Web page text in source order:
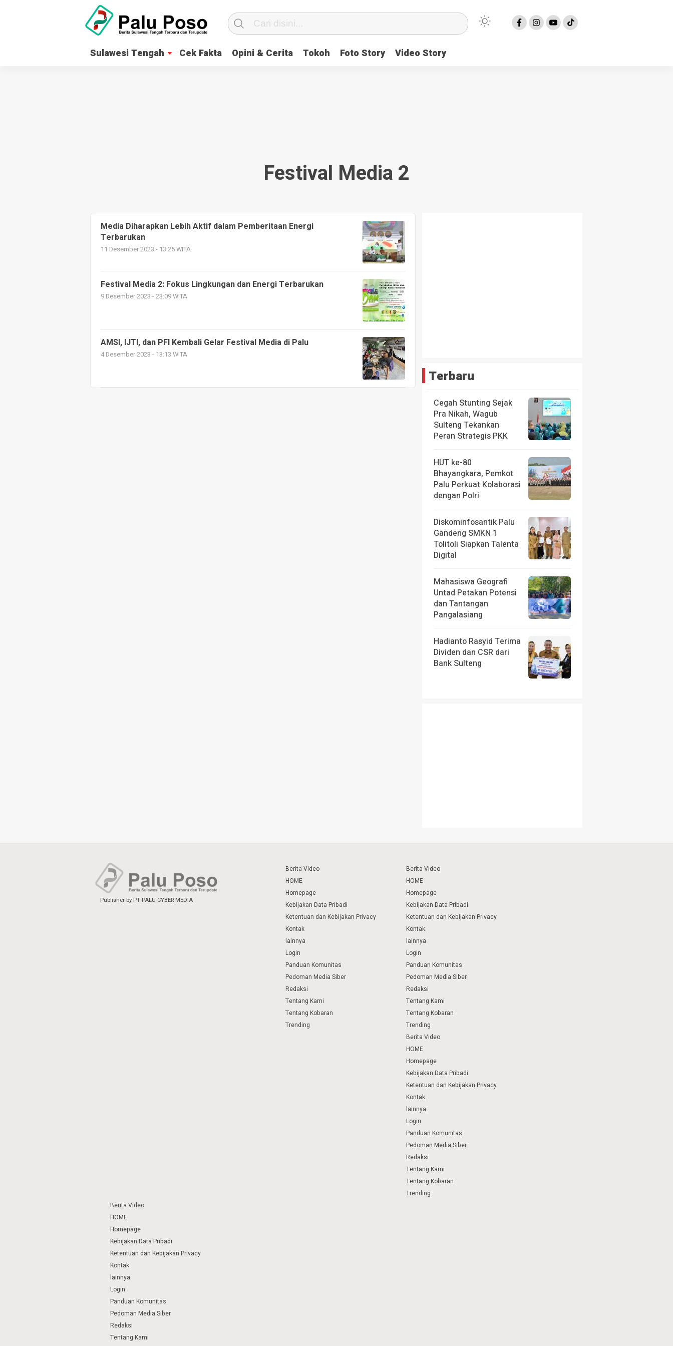
Sulawesi Tengah Cek Fakta Opini & Cerita Tokoh Foto Story Video Story
Festival Media 2
Media Diharapkan Lebih Aktif dalam Pemberitaan Energi
Terbarukan
11 Desember 2023 - 13:25 WITA
Festival Media 2: Fokus Lingkungan dan Energi Terbarukan
9 Desember 2023 - 23:09 WITA
AMSI, IJTI, dan PFI Kembali Gelar Festival Media di Palu
4 Desember 2023 - 13:13 WITA
Terbaru
Cegah Stunting Sejak
Pra Nikah, Wagub
Sulteng Tekankan
Peran Strategis PKK
HUT ke-80
Bhayangkara, Pemkot
Palu Perkuat Kolaborasi
dengan Polri
Diskominfosantik Palu
Gandeng SMKN 1
Tolitoli Siapkan Talenta
Digital
Mahasiswa Geografi
Untad Petakan Potensi
dan Tantangan
Pangalasiang
Hadianto Rasyid Terima
Dividen dan CSR dari
Bank Sulteng
Publisher by PT PALU CYBER MEDIA
Berita Video
HOME
Homepage
Kebijakan Data Pribadi
Ketentuan dan Kebijakan Privacy
Kontak
lainnya
Login
Panduan Komunitas
Pedoman Media Siber
Redaksi
Tentang Kami
Tentang Kobaran
Trending
Berita Video
HOME
Homepage
Kebijakan Data Pribadi
Ketentuan dan Kebijakan Privacy
Kontak
lainnya
Login
Panduan Komunitas
Pedoman Media Siber
Redaksi
Tentang Kami
Tentang Kobaran
Trending
Berita Video
HOME
Homepage
Kebijakan Data Pribadi
Ketentuan dan Kebijakan Privacy
Kontak
lainnya
Login
Panduan Komunitas
Pedoman Media Siber
Redaksi
Tentang Kami
Tentang Kobaran
Trending
Berita Video
HOME
Homepage
Kebijakan Data Pribadi
Ketentuan dan Kebijakan Privacy
Kontak
lainnya
Login
Panduan Komunitas
Pedoman Media Siber
Redaksi
Tentang Kami